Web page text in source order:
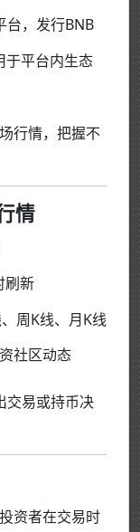
台，发行BNB
于平台内生态
行情，把握不
情
刷新
周K线、月K线
社区动态
交易或持币决
资者在交易时